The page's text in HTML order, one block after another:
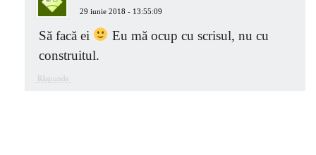
29 iunie 2018 - 13:55:09
Să facă ei
Eu mă ocup cu scrisul, nu cu
construitul.
Răspunde